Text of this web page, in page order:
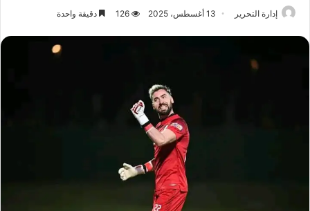
إدارة التحرير 13 أغسطس، 2025 126 دقيقة واحدة